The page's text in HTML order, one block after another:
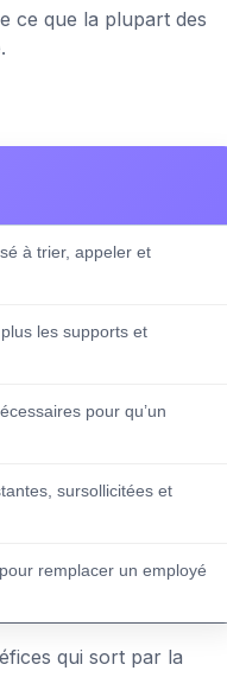
ce que la plupart des
à trier, appeler et
les supports et
pour qu’un
sursollicitées et
remplacer un employé
qui sort par la